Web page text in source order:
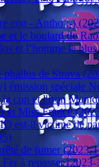
con - Antho ;-)
et le boulard de
et l’homme le
phallus de Strava
émission spéciale
con et l'Iron Man
et Miss France
est-il victime de
de fumer (2023-
à repasser